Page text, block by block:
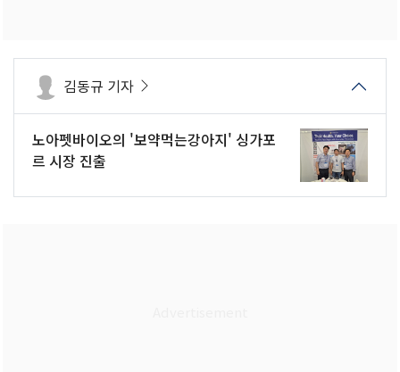
김동규 기자
노아펫바이오의 '보약먹는강아지' 싱가포
르 시장 진출